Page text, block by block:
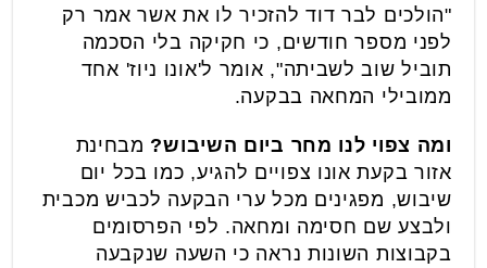
"הולכים לבר דוד להזכיר לו את אשר אמר רק
לפני מספר חודשים, כי חקיקה בלי הסכמה
תוביל שוב לשביתה", אומר ל'אונו ניוז' אחד
ממובילי המחאה בבקעה.
ומה צפוי לנו מחר ביום השיבוש? מבחינת
אזור בקעת אונו צפויים להגיע, כמו בכל יום
שיבוש, מפגינים מכל ערי הבקעה לכביש מכבית
ולבצע שם חסימה ומחאה. לפי הפרסומים
בקבוצות השונות נראה כי השעה שנקבעה